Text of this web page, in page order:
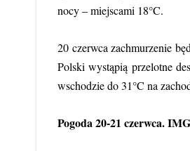
nocy – miejscami 18°C.
20 czerwca zachmurzenie
Polski wystąpią przelotne
wschodzie do 31°C na
Pogoda 20-21 czerwca.